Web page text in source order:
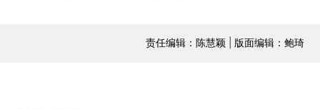
责任编辑：陈慧颖 | 版面编辑：鲍琦